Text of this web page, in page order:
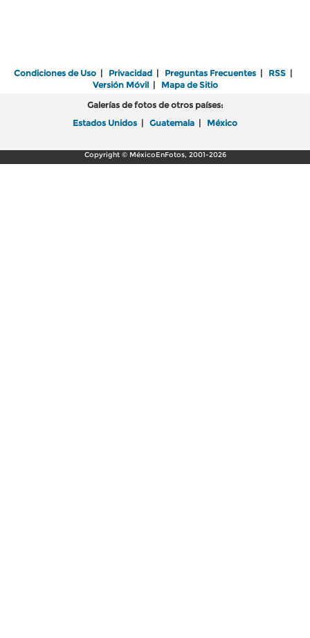
Condiciones de Uso | Privacidad | Preguntas Frecuentes | RSS |
Versión Móvil| Mapa de Sitio
Galerías de fotos de otros países:
Estados Unidos | Guatemala | México
Copyright © MéxicoEnFotos, 2001-2026